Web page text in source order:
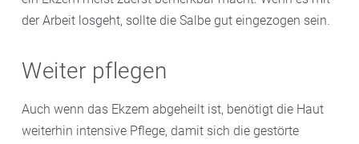
der Arbeit losgeht, sollte die Salbe gut eingezogen sein.
Weiter pflegen
Auch wenn das Ekzem abgeheilt ist, benötigt die Haut
weiterhin intensive Pflege, damit sich die gestörte